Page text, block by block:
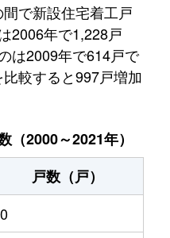
で新設住宅着工戸
2006年で1,228戸
は2009年で614戸で
較すると997戸増加
（2000～2021年）
戸数（戸）
0